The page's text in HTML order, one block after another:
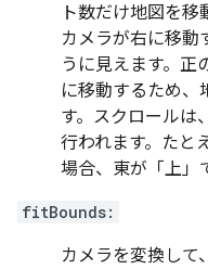
ト数だけ地図を移
カメラが右に移動
うに見えます。正
に移動するため、
す。スクロールは
行われます。たと
場合、東が「上」
fitBounds:
カメラを変換して